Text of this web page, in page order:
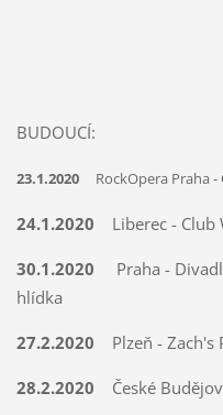
BUDOUCÍ:
23.1.2020 RockOpera Praha
24.1.2020 Liberec - Club
30.1.2020
Praha -
hlídka
27.2.2020 Plzeň - Zach's
28.2.2020 České